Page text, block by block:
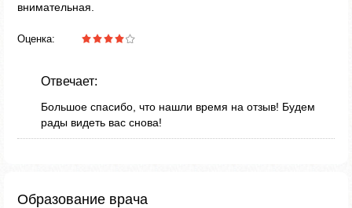
внимательная.
Оценка:
Отвечает:
Большое спасибо, что нашли время на отзыв! Будем
рады видеть вас снова!
Образование врача